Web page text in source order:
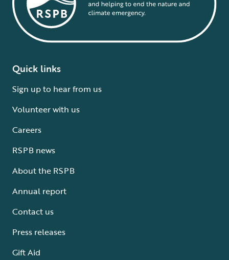
Quick links
Sign up to hear from us
Volunteer with us
Careers
RSPB news
About the RSPB
Annual report
Contact us
Press releases
Gift Aid